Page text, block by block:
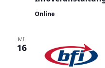
Online
MI.
16